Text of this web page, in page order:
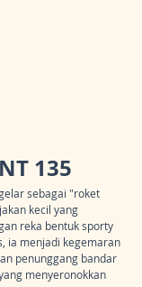
135
sebagai "roket
kecil yang
reka bentuk sporty
ia menjadi kegemaran
penunggang bandar
menyeronokkan